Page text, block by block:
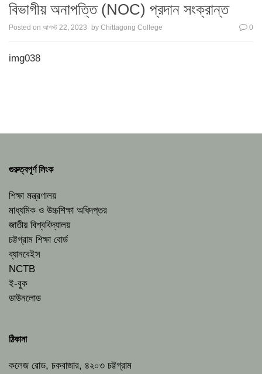
বিভাগীয় অনাপত্তি (NOC) প্রদান সংক্রান্ত
Posted on আগস্ট 22, 2023 by Chittagong College 0
img038
গুরুত্বপূর্ণ লিংক
শিক্ষা মন্ত্রণালয়
মাধ্যমিক ও উচ্চশিক্ষা অধিদপ্তর
জাতীয় বিশ্ববিদ্যালয়
চট্টগ্রাম শিক্ষা বোর্ড
ব্যানবেইস
NCTB
ই-বুক
ডাউনলোড
ঠিকানা
কলেজ রোড, চকবাজার, ৪২০৩ চট্টগ্রাম